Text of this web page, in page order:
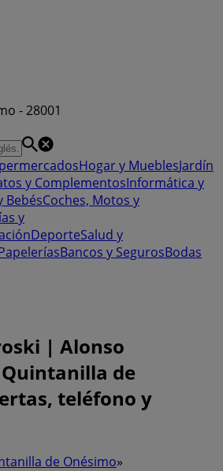
- 28001
Hogar y MueblesJardín
y ComplementosInformática y
BebésCoches, Motos y
y
DeporteSalud y
Bancos y SegurosBodas
| Alonso
de
teléfono y
de Onésimo»